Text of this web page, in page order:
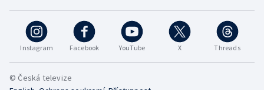
Instagram Facebook YouTube X Threads
© Česká televize